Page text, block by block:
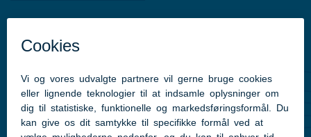
Følg os på Facebook
Pressekontakt